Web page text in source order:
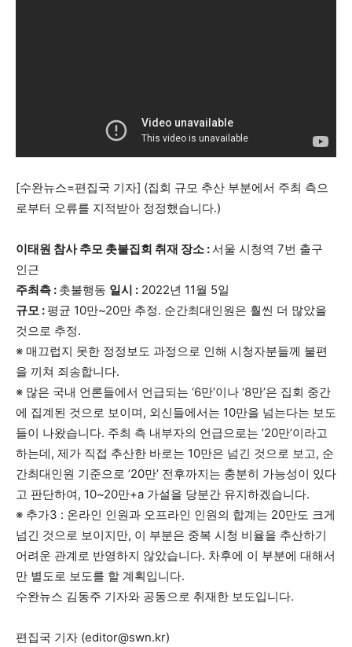
[수완뉴스=편집국 기자] (집회 규모 추산 부분에서 주최 측으
로부터 오류를 지적받아 정정했습니다.)
이태원 참사 추모 촛불집회 취재 장소 :서울 시청역 7번 출구
인근
주최측 : 촛불행동 일시 : 2022년 11월 5일
규모 : 평균 10만~20만 추정. 순간최대인원은 훨씬 더 많았을
것으로 추정.
※ 매끄럽지 못한 정정보도 과정으로 인해 시청자분들께 불편
을 끼쳐 죄송합니다.
※ 많은 국내 언론들에서 언급되는 ‘6만’이나 ‘8만’은 집회 중간
에 집계된 것으로 보이며, 외신들에서는 10만을 넘는다는 보도
들이 나왔습니다. 주최 측 내부자의 언급으로는 ’20만’이라고
하는데, 제가 직접 추산한 바로는 10만은 넘긴 것으로 보고, 순
간최대인원 기준으로 ’20만’ 전후까지는 충분히 가능성이 있다
고 판단하여, 10~20만+a 가설을 당분간 유지하겠습니다.
※ 추가3 : 온라인 인원과 오프라인 인원의 합계는 20만도 크게
넘긴 것으로 보이지만, 이 부분은 중복 시청 비율을 추산하기
어려운 관계로 반영하지 않았습니다. 차후에 이 부분에 대해서
만 별도로 보도를 할 계획입니다.
수완뉴스 김동주 기자와 공동으로 취재한 보도입니다.
편집국 기자 (editor@swn.kr)